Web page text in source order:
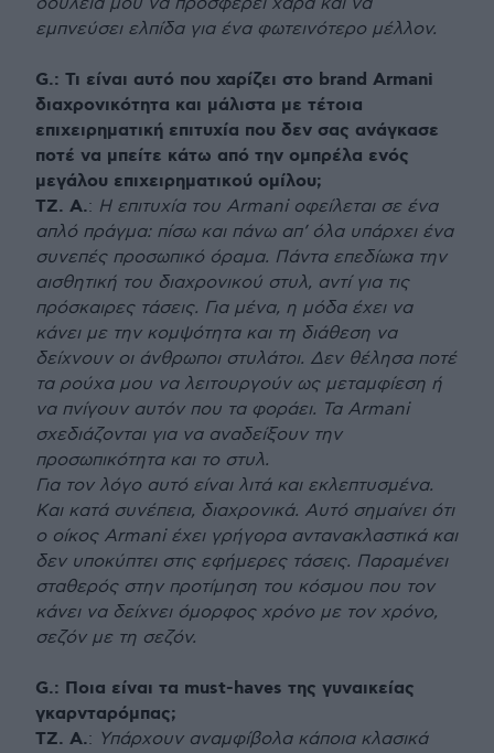
εμπνεύσει ελπίδα για ένα φωτεινότερο μέλλον.
G.: Τι είναι αυτό που χαρίζει στο brand Armani
διαχρονικότητα και μάλιστα με τέτοια
επιχειρηματική επιτυχία που δεν σας ανάγκασε
ποτέ να μπείτε κάτω από την ομπρέλα ενός
μεγάλου επιχειρηματικού ομίλου;
ΤΖ. Α.: Η επιτυχία του Armani οφείλεται σε ένα
απλό πράγμα: πίσω και πάνω απ’ όλα υπάρχει ένα
συνεπές προσωπικό όραμα. Πάντα επεδίωκα την
αισθητική του διαχρονικού στυλ, αντί για τις
πρόσκαιρες τάσεις. Για μένα, η μόδα έχει να
κάνει με την κομψότητα και τη διάθεση να
δείχνουν οι άνθρωποι στυλάτοι. Δεν θέλησα ποτέ
τα ρούχα μου να λειτουργούν ως μεταμφίεση ή
να πνίγουν αυτόν που τα φοράει. Τα Armani
σχεδιάζονται για να αναδείξουν την
προσωπικότητα και το στυλ.
Για τον λόγο αυτό είναι λιτά και εκλεπτυσμένα.
Και κατά συνέπεια, διαχρονικά. Αυτό σημαίνει ότι
ο οίκος Armani έχει γρήγορα αντανακλαστικά και
δεν υποκύπτει στις εφήμερες τάσεις. Παραμένει
σταθερός στην προτίμηση του κόσμου που τον
κάνει να δείχνει όμορφος χρόνο με τον χρόνο,
σεζόν με τη σεζόν.
G.: Ποια είναι τα must-haves της γυναικείας
γκαρνταρόμπας;
ΤΖ. Α.: Υπάρχουν αναμφίβολα κάποια κλασικά